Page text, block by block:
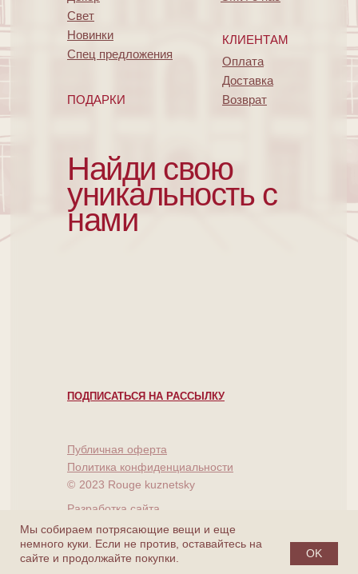
Мы собираем потрясающие вещи и еще
немного куки. Если не против, оставайтесь на
сайте и продолжайте покупки.
OK
ПОДАРКИ
КЛИЕНТАМ
Свет
Новинки
Спец предложения
Оплата
Доставка
Возврат
Найди свою
уникальность с
нами
ПОДПИСАТЬСЯ НА РАССЫЛКУ
2023 Rouge kuznetsky
©
Публичная оферта
Политика конфиденциальности
Разработка сайта